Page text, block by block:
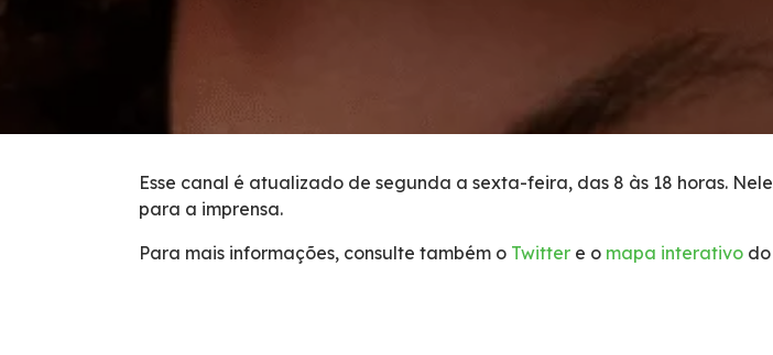
Inspeção de Tráfego
Esse canal é atualizado de segunda a sexta-feira, das 8 às 18 horas.
para a imprensa.
Para mais informações, consulte também o Twitter e o mapa interativo